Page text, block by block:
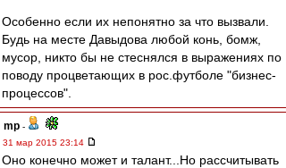
Особенно если их непонятно за что вызвали.
Будь на месте Давыдова любой конь, бомж,
мусор, никто бы не стеснялся в выражениях по
поводу процветающих в рос.футболе "бизнес-
процессов".
mp -
31 мар 2015 23:14
Оно конечно может и талант...Но рассчитывать